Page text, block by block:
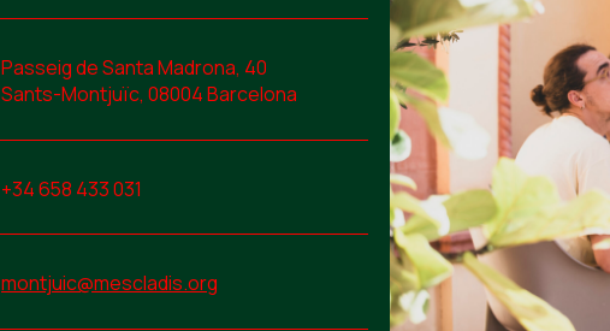
Passeig de Santa Madrona, 40
Sants-Montjuïc, 08004 Barcelona
+34 658 433 031
montjuic@mescladis.org